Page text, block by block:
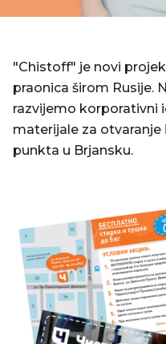
"Chistoff" je novi
praonica širom Rusije.
razvijemo korporativni
materijale za
punkta u Brjansku.